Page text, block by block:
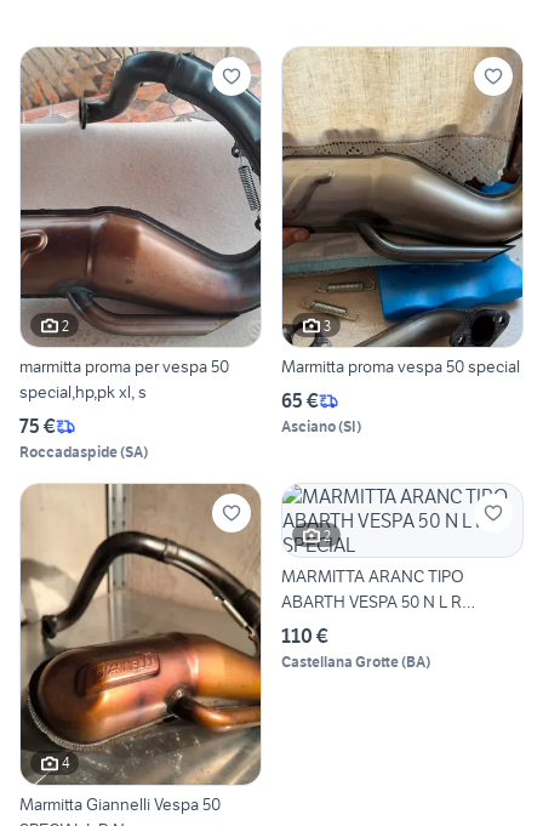
2
marmitta proma per vespa 50
special,hp,pk xl, s
75 €
Roccadaspide(SA)
3
Marmitta proma vespa 50 special
65 €
Asciano(SI)
4
Marmitta Giannelli Vespa 50
2
MARMITTA ARANC TIPO
ABARTH VESPA 50 N L R
SPECIAL
110 €
Castellana Grotte(BA)